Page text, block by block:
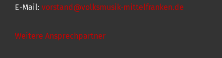
E-Mail: vorstand@volksmusik-mittelfranken.de
Weitere Ansprechpartner